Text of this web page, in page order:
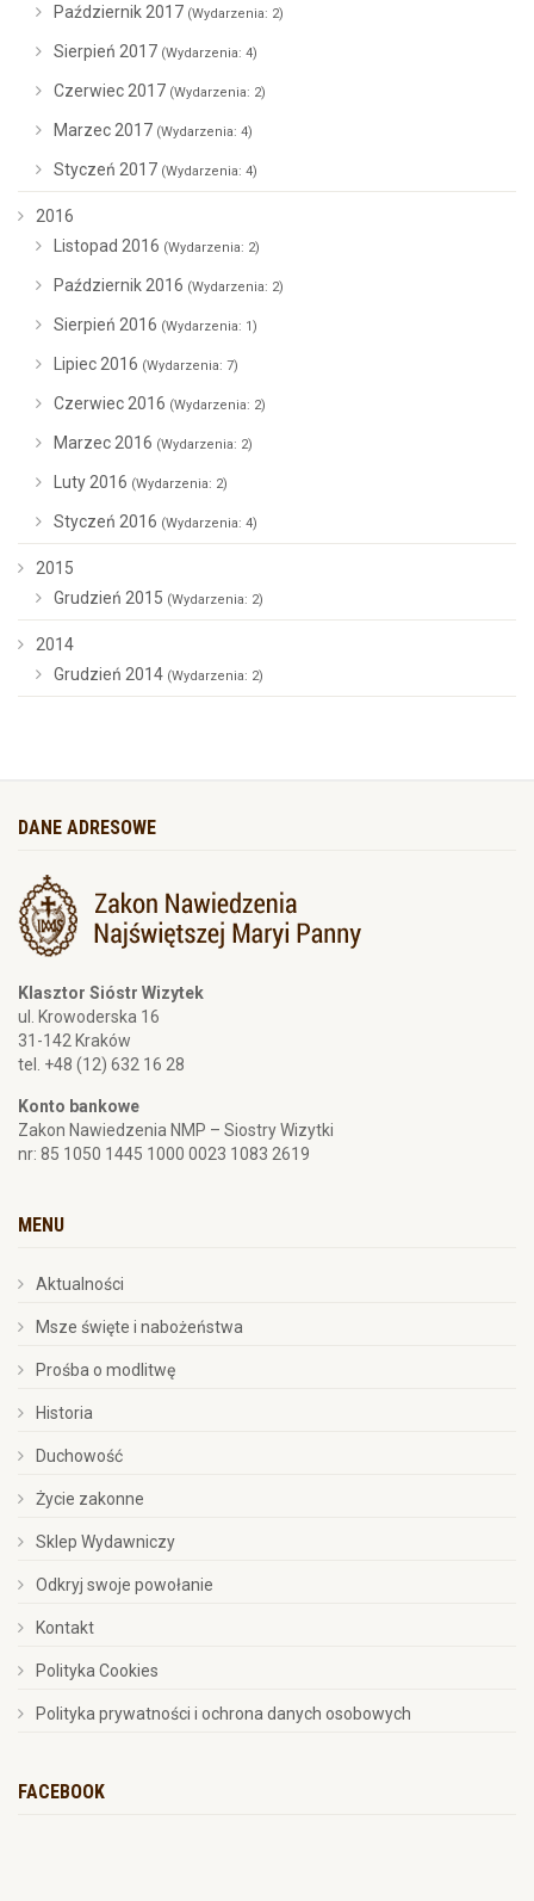
Październik 2017 (Wydarzenia: 2)
Sierpień 2017 (Wydarzenia: 4)
Czerwiec 2017 (Wydarzenia: 2)
Marzec 2017 (Wydarzenia: 4)
Styczeń 2017 (Wydarzenia: 4)
2016
Listopad 2016 (Wydarzenia: 2)
Październik 2016 (Wydarzenia: 2)
Sierpień 2016 (Wydarzenia: 1)
Lipiec 2016 (Wydarzenia: 7)
Czerwiec 2016 (Wydarzenia: 2)
Marzec 2016 (Wydarzenia: 2)
Luty 2016 (Wydarzenia: 2)
Styczeń 2016 (Wydarzenia: 4)
2015
Grudzień 2015 (Wydarzenia: 2)
2014
Grudzień 2014 (Wydarzenia: 2)
DANE ADRESOWE
Klasztor Sióstr Wizytek
ul. Krowoderska 16
31-142 Kraków
tel. +48 (12) 632 16 28
Konto bankowe
Zakon Nawiedzenia NMP – Siostry Wizytki
nr: 85 1050 1445 1000 0023 1083 2619
MENU
Aktualności
Msze święte i nabożeństwa
Prośba o modlitwę
Historia
Duchowość
Życie zakonne
Sklep Wydawniczy
Odkryj swoje powołanie
Kontakt
Polityka Cookies
Polityka prywatności i ochrona danych osobowych
FACEBOOK